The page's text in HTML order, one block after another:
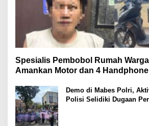
Spesialis Pembobol Rumah
Amankan Motor dan 4 Handphone
Demo di Mabes Polri,
Polisi Selidiki Dugaan